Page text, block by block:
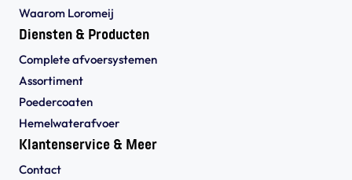
Waarom Loromeij
Diensten & Producten
Complete afvoersystemen
Assortiment
Poedercoaten
Hemelwaterafvoer
Klantenservice & Meer
Contact